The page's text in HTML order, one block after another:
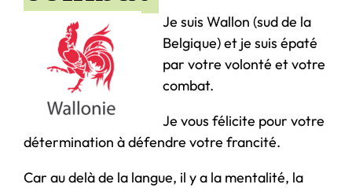
Je suis Wallon (sud de la
Belgique) et je suis épaté
par votre volonté et votre
combat.
Je vous félicite pour votre
détermination à défendre votre francité.
Car au delà de la langue, il y a la mentalité, la